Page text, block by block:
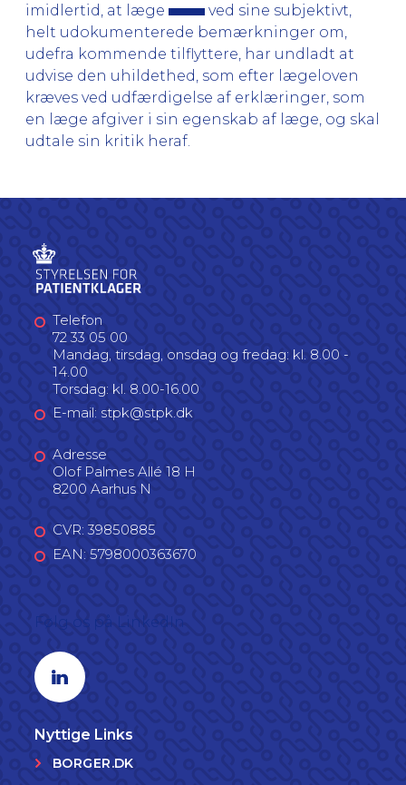
imidlertid, at læge
ved sine subjektivt,
helt udokumenterede bemærkninger om,
udefra kommende tilflyttere, har undladt at
udvise den uhildethed, som efter lægeloven
kræves ved udfærdigelse af erklæringer, som
en læge afgiver i sin egenskab af læge, og skal
udtale sin kritik heraf.
Telefon
72 33 05 00
Mandag, tirsdag, onsdag og fredag: kl. 8.00 -
14.00
Torsdag: kl. 8.00-16.00
E-mail: stpk@stpk.dk
Adresse
Olof Palmes Allé 18 H
8200 Aarhus N
CVR: 39850885
EAN: 5798000363670
Linkedin profil
Nyttige Links
BORGER.DK